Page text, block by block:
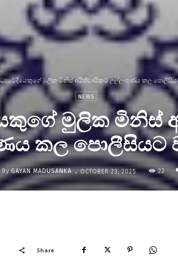
මුලික මිනිස් අයිතිවාසිකම් උල්ලංඝණය කල
NEWS
මුලික මිනිස්
කල පොලීසියට
By GAYAN MADUSANKA - OCTOBER 23, 2025 22
Share